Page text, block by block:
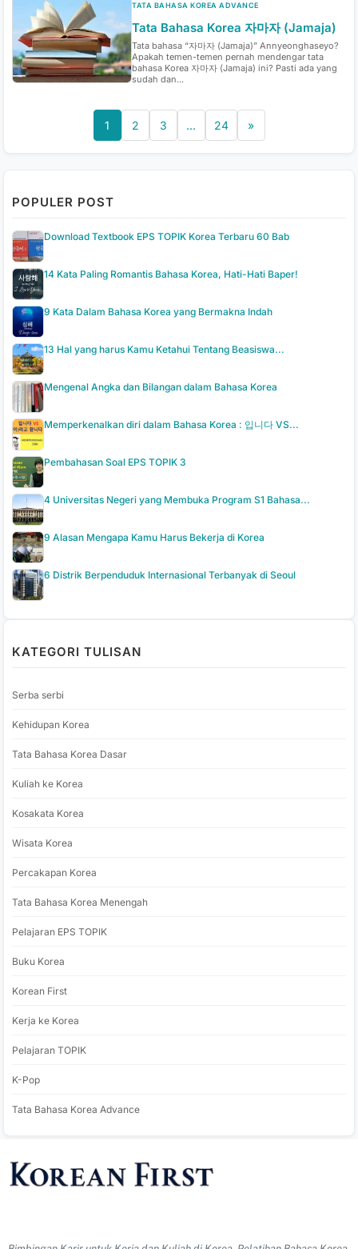
TATA BAHASA KOREA ADVANCE
Tata Bahasa Korea 자마자 (Jamaja)
Tata bahasa “자마자 (Jamaja)” Annyeonghaseyo?
Apakah temen-temen pernah mendengar tata
bahasa Korea 자마자 (Jamaja) ini? Pasti ada yang
sudah dan...
1 2 3 … 24 »
POPULER POST
Download Textbook EPS TOPIK Korea Terbaru 60 Bab
14 Kata Paling Romantis Bahasa Korea, Hati-Hati Baper!
9 Kata Dalam Bahasa Korea yang Bermakna Indah
13 Hal yang harus Kamu Ketahui Tentang Beasiswa...
Mengenal Angka dan Bilangan dalam Bahasa Korea
Memperkenalkan diri dalam Bahasa Korea : 입니다 VS...
Pembahasan Soal EPS TOPIK 3
4 Universitas Negeri yang Membuka Program S1 Bahasa...
9 Alasan Mengapa Kamu Harus Bekerja di Korea
6 Distrik Berpenduduk Internasional Terbanyak di Seoul
KATEGORI TULISAN
Serba serbi
Kehidupan Korea
Tata Bahasa Korea Dasar
Kuliah ke Korea
Kosakata Korea
Wisata Korea
Percakapan Korea
Tata Bahasa Korea Menengah
Pelajaran EPS TOPIK
Buku Korea
Korean First
Kerja ke Korea
Pelajaran TOPIK
K-Pop
Tata Bahasa Korea Advance